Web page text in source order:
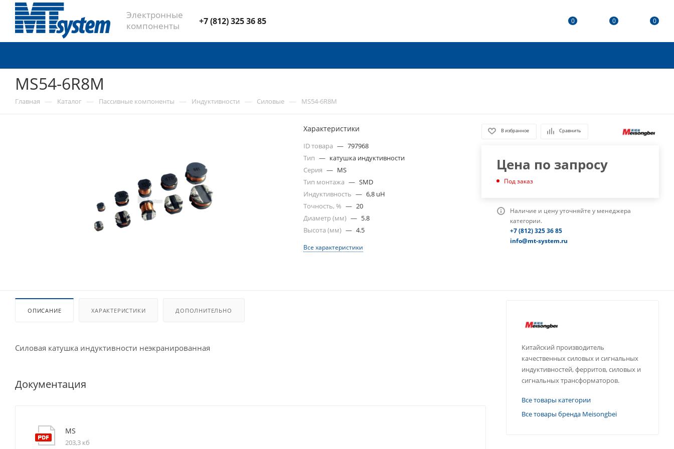
Электронные
компоненты
+7 (812) 325 36 85 0 0 0
MS54-6R8M
Главная — Каталог — Пассивные компоненты — Индуктивности — Силовые — MS54-6R8M
Характеристики
ID товара — 797968
Тип — катушка индуктивности
Серия — MS
Тип монтажа — SMD
Индуктивность — 6,8 uH
Точность, % — 20
Диаметр (мм) — 5.8
Высота (мм) — 4.5
Все характеристики
В избранное Сравнить
Цена по запросу
Под заказ
Наличие и цену уточняйте у менеджера
категории.
+7 (812) 325 36 85
info@mt-system.ru
ОПИСАНИЕ ХАРАКТЕРИСТИКИ ДОПОЛНИТЕЛЬНО
Силовая катушка индуктивности неэкранированная
Документация
MS
203,3 кб
Китайский производитель
качественных силовых и сигнальных
индуктивностей, ферритов, силовых и
сигнальных трансформаторов.
Все товары категории
Все товары бренда Meisongbei